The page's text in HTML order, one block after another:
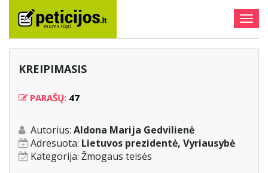
KREIPIMASIS
PARAŠŲ: 47
Autorius: Aldona Marija Gedvilienė
Adresuota: Lietuvos prezidentė, Vyriausybė
Kategorija: Žmogaus teisės